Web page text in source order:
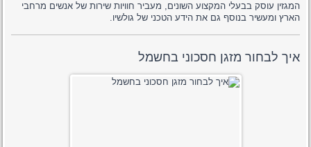
המגזין עוסק בבעלי המקצוע השונים, מעביר חוויות שירות של אנשים מרחבי
הארץ ומעשיר בנוסף גם את הידע הטכני של גולשיו.
איך לבחור מזגן חסכוני בחשמל